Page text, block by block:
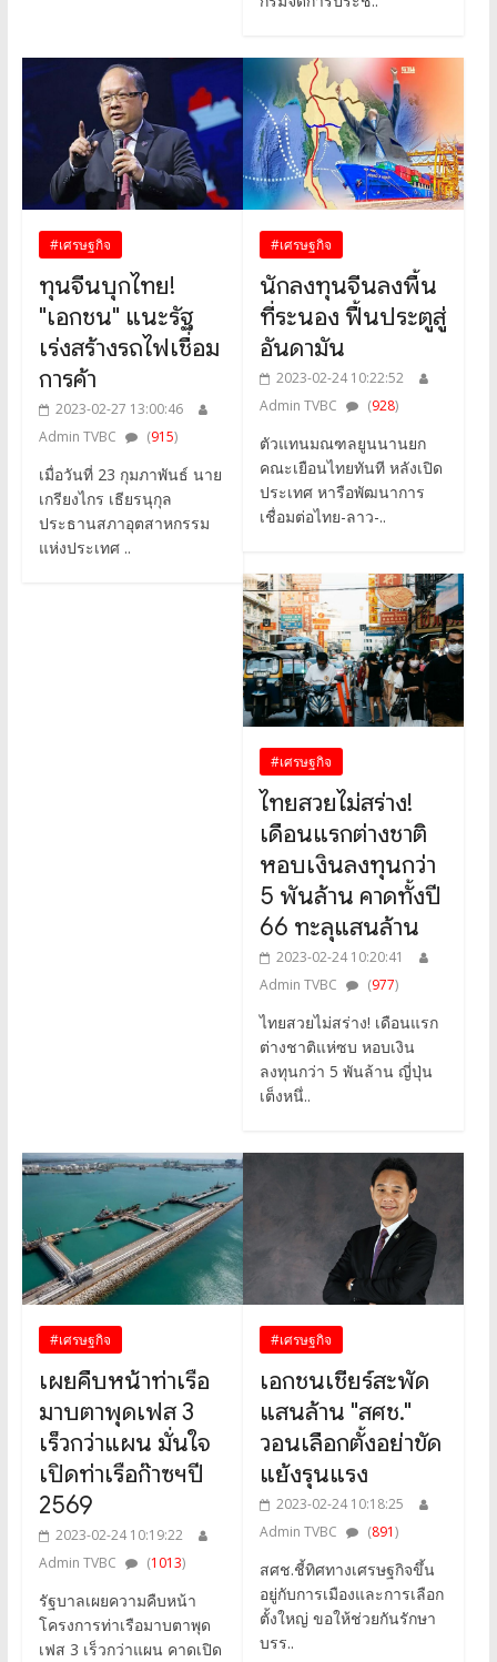
#เศรษฐกิจ
ทุนจีนบุกไทย!
"เอกชน" แนะรัฐ
เร่งสร้างรถไฟเชื่อม
การค้า
2023-02-27 13:00:46
Admin TVBC
(915)
เมื่อวันที่ 23 กุมภาพันธ์ นาย
เกรียงไกร เธียรนุกุล
ประธานสภาอุตสาหกรรม
แห่งประเทศ ..
#เศรษฐกิจ
นักลงทุนจีนลงพื้น
ที่ระนอง ฟื้นประตูสู่
อันดามัน
2023-02-24 10:22:52
Admin TVBC
(928)
ตัวแทนมณฑลยูนนานยก
คณะเยือนไทยทันที หลังเปิด
ประเทศ หารือพัฒนาการ
เชื่อมต่อไทย-ลาว-..
#เศรษฐกิจ
ไทยสวยไม่สร่าง!
เดือนแรกต่างชาติ
หอบเงินลงทุนกว่า
5 พันล้าน คาดทั้งปี
66 ทะลุแสนล้าน
2023-02-24 10:20:41
Admin TVBC
(977)
ไทยสวยไม่สร่าง! เดือนแรก
ต่างชาติแห่ซบ หอบเงิน
ลงทุนกว่า 5 พันล้าน ญี่ปุ่น
เต็งหนึ่..
#เศรษฐกิจ
เผยคืบหน้าท่าเรือ
มาบตาพุดเฟส 3
เร็วกว่าแผน มั่นใจ
เปิดท่าเรือก๊าซฯปี
2569
2023-02-24 10:19:22
Admin TVBC
(1013)
รัฐบาลเผยความคืบหน้า
โครงการท่าเรือมาบตาพุด
เฟส 3 เร็วกว่าแผน คาดเปิด
#เศรษฐกิจ
เอกชนเชียร์สะพัด
แสนล้าน "สศช."
วอนเลือกตั้งอย่าขัด
แย้งรุนแรง
2023-02-24 10:18:25
Admin TVBC
(891)
สศช.ชี้ทิศทางเศรษฐกิจขึ้น
อยู่กับการเมืองและการเลือก
ตั้งใหญ่ ขอให้ช่วยกันรักษา
บรร..